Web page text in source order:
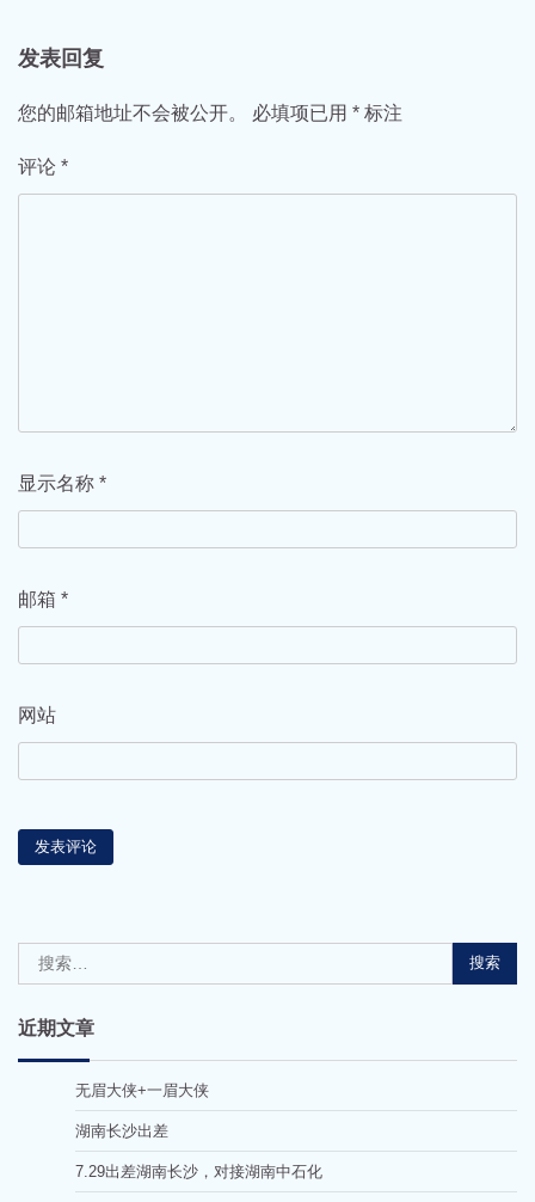
航
发表回复
您的邮箱地址不会被公开。 必填项已用 * 标注
评论 *
显示名称 *
邮箱 *
网站
索：
近期文章
无眉大侠+一眉大侠
湖南长沙出差
7.29出差湖南长沙，对接湖南中石化